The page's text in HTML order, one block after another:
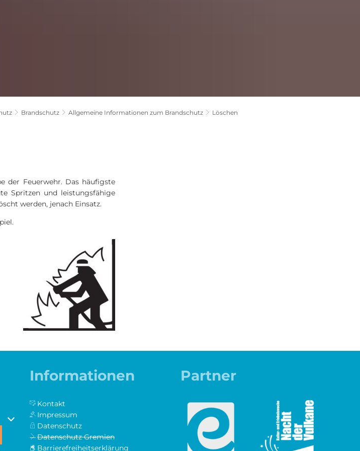
Brandschutz Allgemeine Informationen zum Brandschutz Löschen
der Feuerwehr. Das häufigste
Spritzen und leistungsfähige
werden, jenach Einsatz.
Schließzeiten auszublenden
Informationen
Kontakt
Impressum
Datenschutz
Datenschutz Gremien
Barrierefreiheitserklärung
Partner